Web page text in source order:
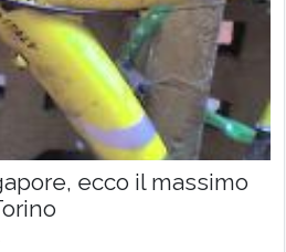
ecco il massimo